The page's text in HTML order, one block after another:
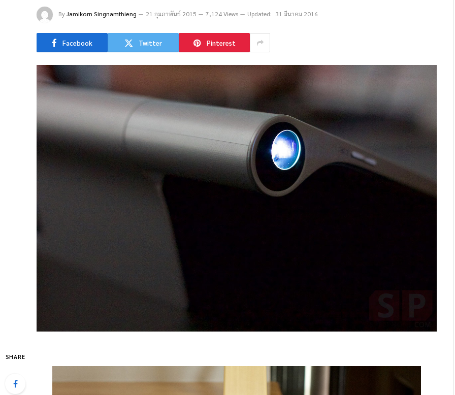
ByJamikorn Singnamthieng 21 กุมภาพันธ์ 2015 7,124 Views Updated: 31 มีนาคม 2016
Facebook Twitter Pinterest
SHARE